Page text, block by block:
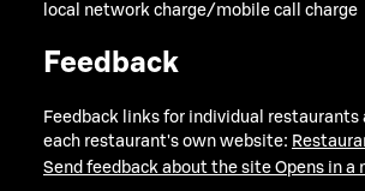
local network charge/mobile call charge
Feedback
Feedback links for individual restaurants
each restaurant's own website:
Send feedback about the site Opens in a